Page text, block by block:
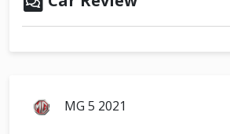
MG 5 2021